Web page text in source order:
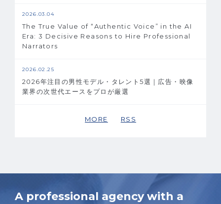
2026.03.04
The True Value of “Authentic Voice” in the AI
Era: 3 Decisive Reasons to Hire Professional
Narrators
2026.02.25
2026年注目の男性モデル・タレント5選｜広告・映像
業界の次世代エースをプロが厳選
MORE RSS
A professional agency with a